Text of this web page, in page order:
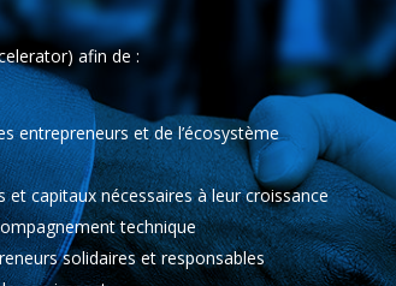
afin de :
entrepreneurs et de l’écosystème
et capitaux nécessaires à leur croissance
technique
solidaires et responsables